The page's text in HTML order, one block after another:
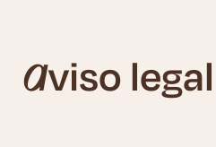
Aviso legal